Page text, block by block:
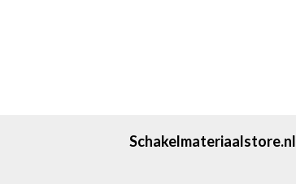
Schakelmateriaalstore.nl